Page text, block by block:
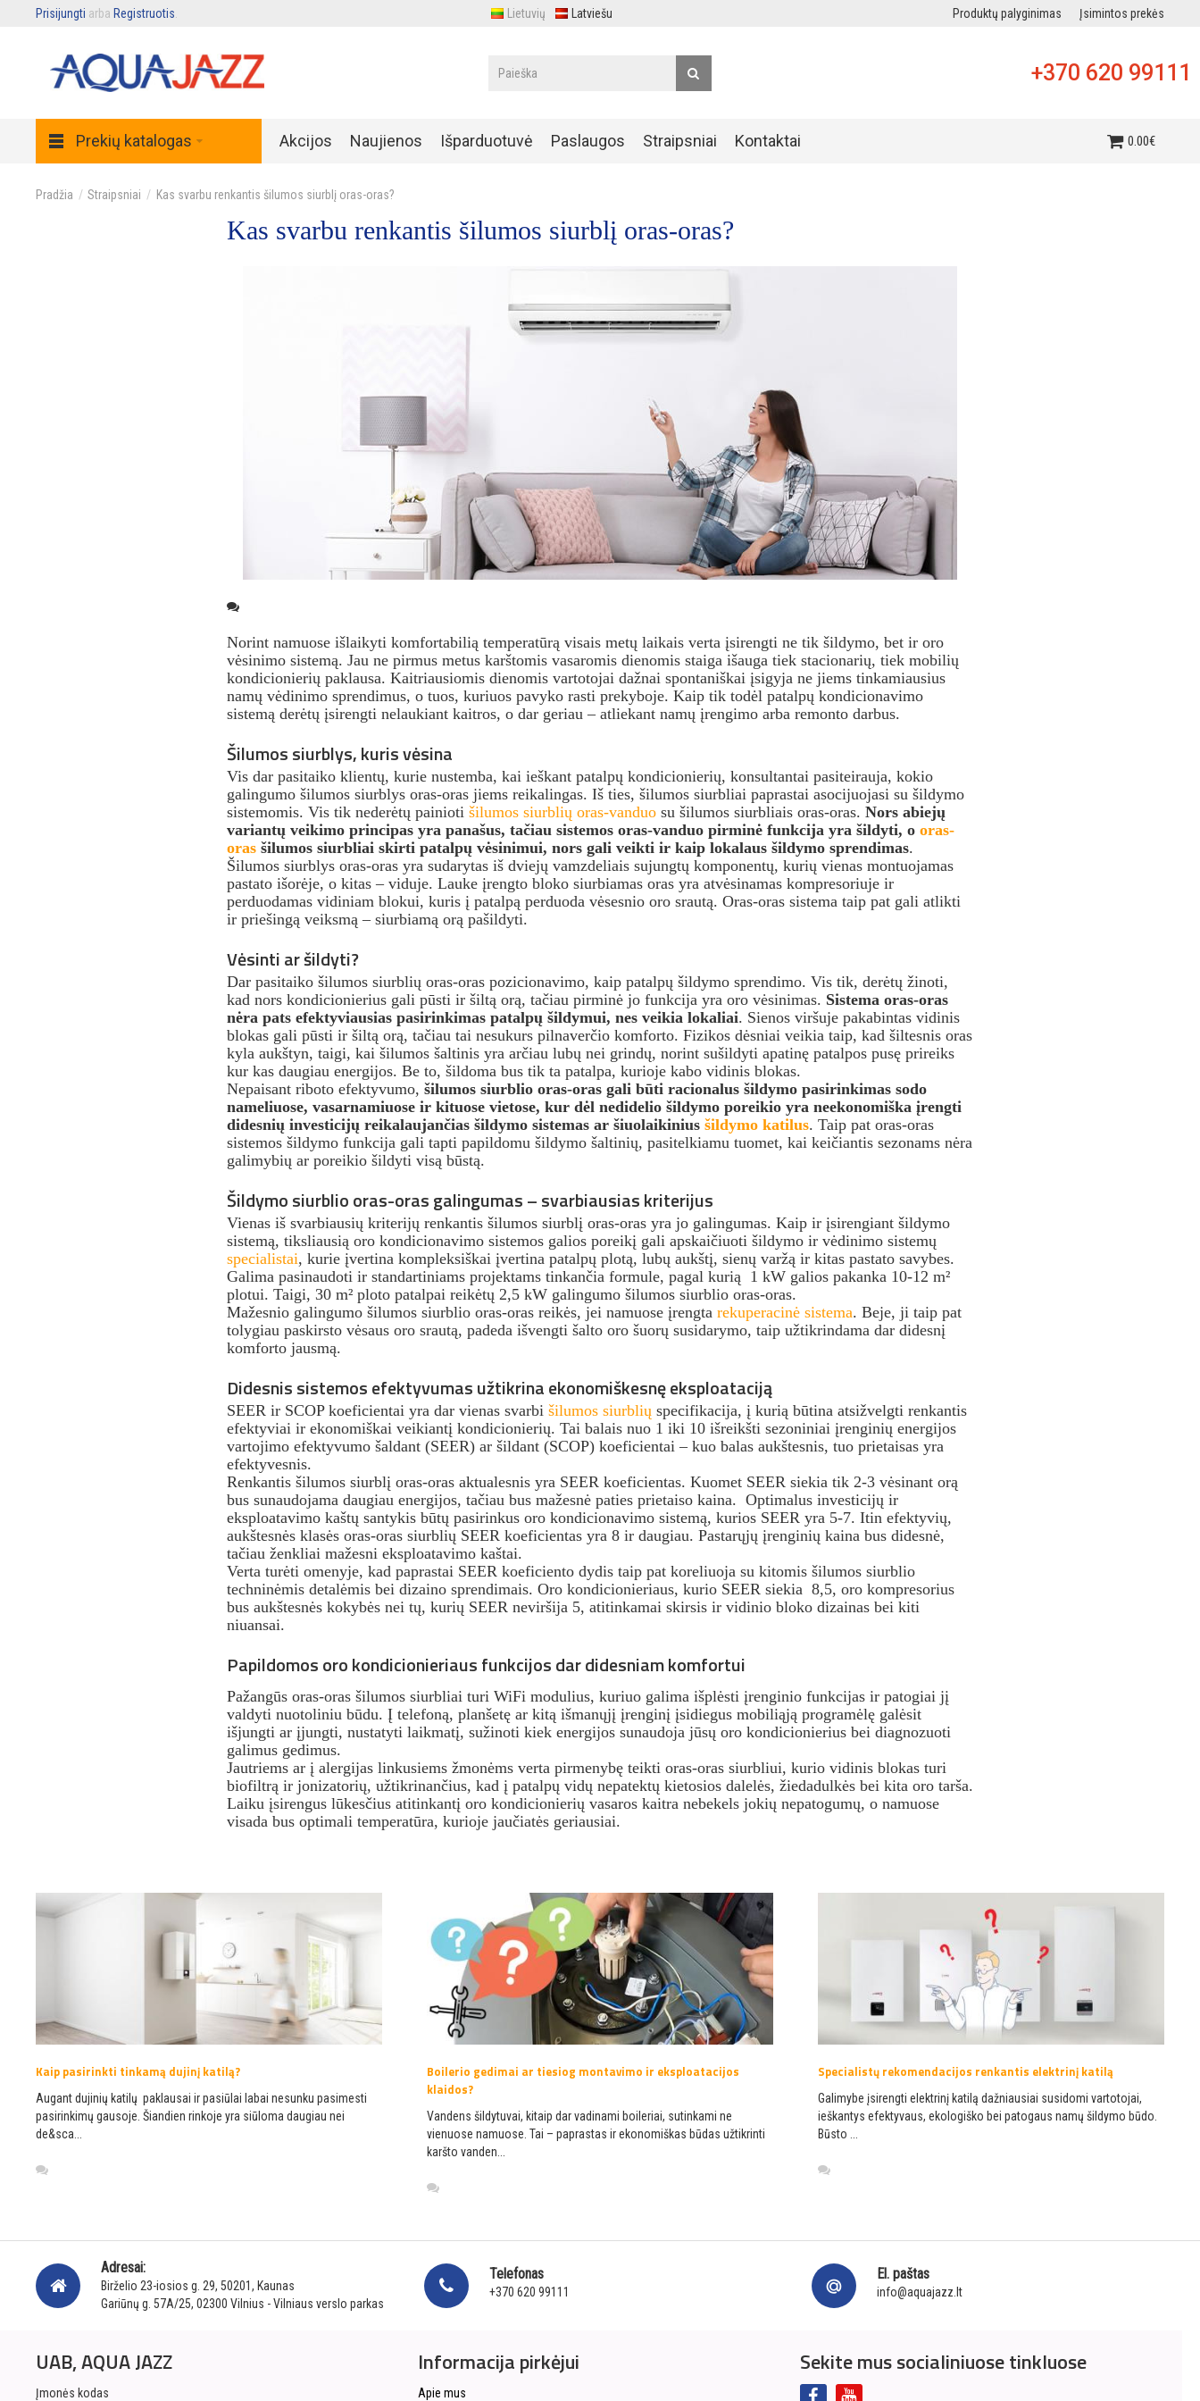
Prisijungti arba Registruotis Lietuvių Latviešu Produktų palyginimas Įsimintos prekės
+370 620 99111
Prekių katalogas Akcijos Naujienos Išparduotuvė Paslaugos Straipsniai Kontaktai 0.00€
Pradžia Straipsniai Kas svarbu renkantis šilumos siurblį oras-oras?
Kas svarbu renkantis šilumos siurblį oras-oras?
Norint namuose išlaikyti komfortabilią temperatūrą visais metų laikais verta įsirengti ne tik šildymo, bet ir oro
vėsinimo sistemą. Jau ne pirmus metus karštomis vasaromis dienomis staiga išauga tiek stacionarių, tiek mobilių
kondicionierių paklausa. Kaitriausiomis dienomis vartotojai dažnai spontaniškai įsigyja ne jiems tinkamiausius
namų vėdinimo sprendimus, o tuos, kuriuos pavyko rasti prekyboje. Kaip tik todėl patalpų kondicionavimo
sistemą derėtų įsirengti nelaukiant kaitros, o dar geriau – atliekant namų įrengimo arba remonto darbus.
Šilumos siurblys, kuris vėsina
Vis dar pasitaiko klientų, kurie nustemba, kai ieškant patalpų kondicionierių, konsultantai pasiteirauja, kokio
galingumo šilumos siurblys oras-oras jiems reikalingas. Iš ties, šilumos siurbliai paprastai asocijuojasi su šildymo
sistemomis. Vis tik nederėtų painioti šilumos siurblių oras-vanduosu šilumos siurbliais oras-oras. Nors abiejų
variantų veikimo principas yra panašus, tačiau sistemos oras-vanduo pirminė funkcija yra šildyti, o oras-
orasšilumos siurbliai skirti patalpų vėsinimui, nors gali veikti ir kaip lokalaus šildymo sprendimas.
Šilumos siurblys oras-oras yra sudarytas iš dviejų vamzdeliais sujungtų komponentų, kurių vienas montuojamas
pastato išorėje, o kitas – viduje. Lauke įrengto bloko siurbiamas oras yra atvėsinamas kompresoriuje ir
perduodamas vidiniam blokui, kuris į patalpą perduoda vėsesnio oro srautą. Oras-oras sistema taip pat gali atlikti
ir priešingą veiksmą – siurbiamą orą pašildyti.
Vėsinti ar šildyti?
Dar pasitaiko šilumos siurblių oras-oras pozicionavimo, kaip patalpų šildymo sprendimo. Vis tik, derėtų žinoti,
kad nors kondicionierius gali pūsti ir šiltą orą, tačiau pirminė jo funkcija yra oro vėsinimas. Sistema oras-oras
nėra pats efektyviausias pasirinkimas patalpų šildymui, nes veikia lokaliai. Sienos viršuje pakabintas vidinis
blokas gali pūsti ir šiltą orą, tačiau tai nesukurs pilnaverčio komforto. Fizikos dėsniai veikia taip, kad šiltesnis oras
kyla aukštyn, taigi, kai šilumos šaltinis yra arčiau lubų nei grindų, norint sušildyti apatinę patalpos pusę prireiks
kur kas daugiau energijos. Be to, šildoma bus tik ta patalpa, kurioje kabo vidinis blokas.
Nepaisant riboto efektyvumo, šilumos siurblio oras-oras gali būti racionalus šildymo pasirinkimas sodo
nameliuose, vasarnamiuose ir kituose vietose, kur dėl nedidelio šildymo poreikio yra neekonomiška įrengti
didesnių investicijų reikalaujančias šildymo sistemas ar šiuolaikinius šildymo katilus. Taip pat oras-oras
sistemos šildymo funkcija gali tapti papildomu šildymo šaltinių, pasitelkiamu tuomet, kai keičiantis sezonams nėra
galimybių ar poreikio šildyti visą būstą.
Šildymo siurblio oras-oras galingumas – svarbiausias kriterijus
Vienas iš svarbiausių kriterijų renkantis šilumos siurblį oras-oras yra jo galingumas. Kaip ir įsirengiant šildymo
sistemą, tiksliausią oro kondicionavimo sistemos galios poreikį gali apskaičiuoti šildymo ir vėdinimo sistemų
specialistai, kurie įvertina kompleksiškai įvertina patalpų plotą, lubų aukštį, sienų varžą ir kitas pastato savybes.
Galima pasinaudoti ir standartiniams projektams tinkančia formule, pagal kurią 1 kW galios pakanka 10-12 m²
plotui. Taigi, 30 m² ploto patalpai reikėtų 2,5 kW galingumo šilumos siurblio oras-oras.
Mažesnio galingumo šilumos siurblio oras-oras reikės, jei namuose įrengta rekuperacinė sistema. Beje, ji taip pat
tolygiau paskirsto vėsaus oro srautą, padeda išvengti šalto oro šuorų susidarymo, taip užtikrindama dar didesnį
komforto jausmą.
Didesnis sistemos efektyvumas užtikrina ekonomiškesnę eksploataciją
SEER ir SCOP koeficientai yra dar vienas svarbi šilumos siurbliųspecifikacija, į kurią būtina atsižvelgti renkantis
efektyviai ir ekonomiškai veikiantį kondicionierių. Tai balais nuo 1 iki 10 išreikšti sezoniniai įrenginių energijos
vartojimo efektyvumo šaldant (SEER) ar šildant (SCOP) koeficientai – kuo balas aukštesnis, tuo prietaisas yra
efektyvesnis.
Renkantis šilumos siurblį oras-oras aktualesnis yra SEER koeficientas. Kuomet SEER siekia tik 2-3 vėsinant orą
bus sunaudojama daugiau energijos, tačiau bus mažesnė paties prietaiso kaina. Optimalus investicijų ir
eksploatavimo kaštų santykis būtų pasirinkus oro kondicionavimo sistemą, kurios SEER yra 5-7. Itin efektyvių,
aukštesnės klasės oras-oras siurblių SEER koeficientas yra 8 ir daugiau. Pastarųjų įrenginių kaina bus didesnė,
tačiau ženkliai mažesni eksploatavimo kaštai.
Verta turėti omenyje, kad paprastai SEER koeficiento dydis taip pat koreliuoja su kitomis šilumos siurblio
techninėmis detalėmis bei dizaino sprendimais. Oro kondicionieriaus, kurio SEER siekia 8,5, oro kompresorius
bus aukštesnės kokybės nei tų, kurių SEER neviršija 5, atitinkamai skirsis ir vidinio bloko dizainas bei kiti
niuansai.
Papildomos oro kondicionieriaus funkcijos dar didesniam komfortui
Pažangūs oras-oras šilumos siurbliai turi WiFi modulius, kuriuo galima išplėsti įrenginio funkcijas ir patogiai jį
valdyti nuotoliniu būdu. Į telefoną, planšetę ar kitą išmanųjį įrenginį įsidiegus mobiliąją programėlę galėsit
išjungti ar įjungti, nustatyti laikmatį, sužinoti kiek energijos sunaudoja jūsų oro kondicionierius bei diagnozuoti
galimus gedimus.
Jautriems ar į alergijas linkusiems žmonėms verta pirmenybę teikti oras-oras siurbliui, kurio vidinis blokas turi
biofiltrą ir jonizatorių, užtikrinančius, kad į patalpų vidų nepatektų kietosios dalelės, žiedadulkės bei kita oro tarša.
Laiku įsirengus lūkesčius atitinkantį oro kondicionierių vasaros kaitra nebekels jokių nepatogumų, o namuose
visada bus optimali temperatūra, kurioje jaučiatės geriausiai.
Kaip pasirinkti tinkamą dujinį katilą?
Augant dujinių katilų paklausai ir pasiūlai labai nesunku pasimesti
pasirinkimų gausoje. Šiandien rinkoje yra siūloma daugiau nei
de&sca...
Boilerio gedimai ar tiesiog montavimo ir eksploatacijos
klaidos?
Vandens šildytuvai, kitaip dar vadinami boileriai, sutinkami ne
vienuose namuose. Tai – paprastas ir ekonomiškas būdas užtikrinti
karšto vanden...
Specialistų rekomendacijos renkantis elektrinį katilą
Galimybe įsirengti elektrinį katilą dažniausiai susidomi vartotojai,
ieškantys efektyvaus, ekologiško bei patogaus namų šildymo būdo.
Būsto ...
Adresai:
Birželio 23-iosios g. 29, 50201, Kaunas
Gariūnų g. 57A/25, 02300 Vilnius - Vilniaus verslo parkas
Telefonas
+370 620 99111
El. paštas
info@aquajazz.lt
UAB, AQUA JAZZ
Įmonės kodas
Informacija pirkėjui
Apie mus
Sekite mus socialiniuose tinkluose